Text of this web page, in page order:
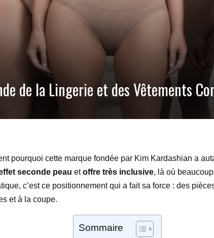
de la Lingerie et des Vêtements
pourquoi cette marque fondée par Kim Kardashian a
seconde peau etoffre très inclusive, là où
c’est ce positionnement qui a fait sa force : des
et à la coupe.
Sommaire